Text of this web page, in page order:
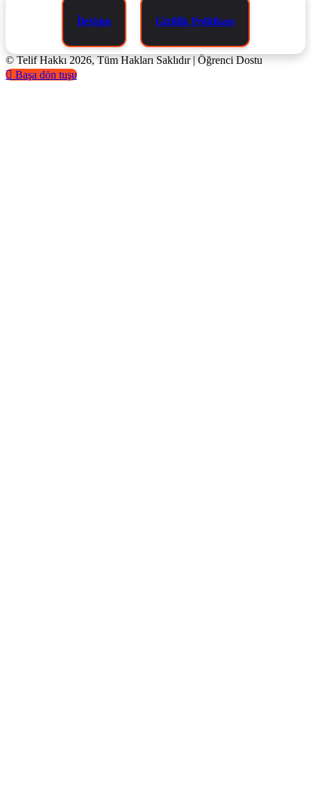
İletişim Gizlilik Politikası
© Telif Hakkı 2026, Tüm Hakları Saklıdır | Öğrenci Dostu
Başa dön tuşu